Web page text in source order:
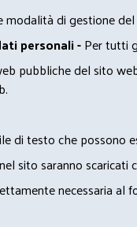
di gestione
personali -Per tutti
pubbliche del sito
di testo che possono
sito saranno scaricati
necessaria